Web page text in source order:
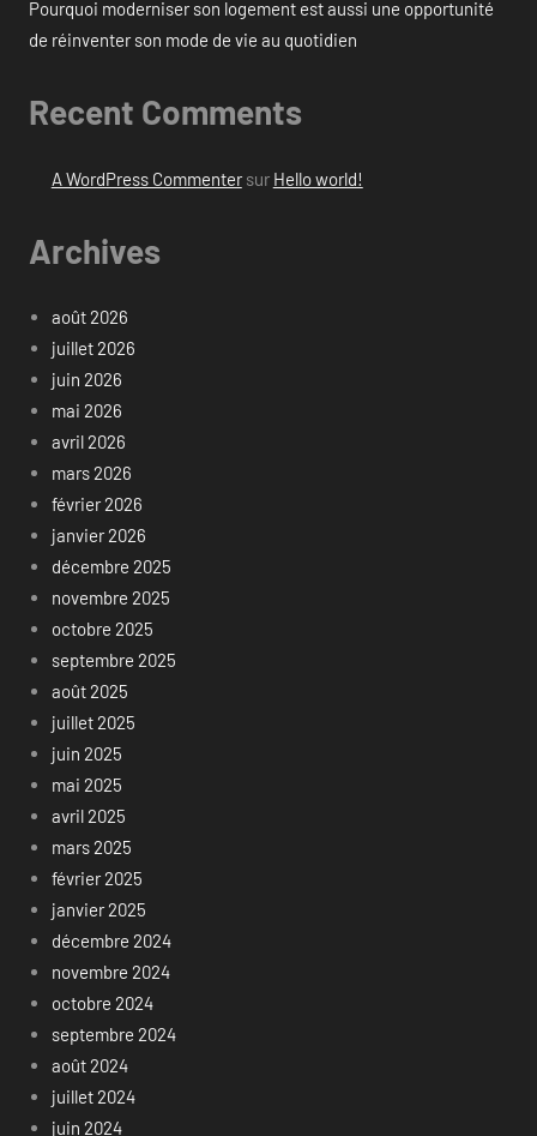
Pourquoi moderniser son logement est aussi une opportunité
de réinventer son mode de vie au quotidien
Recent Comments
A WordPress Commentersur Hello world!
Archives
août 2026
juillet 2026
juin 2026
mai 2026
avril 2026
mars 2026
février 2026
janvier 2026
décembre 2025
novembre 2025
octobre 2025
septembre 2025
août 2025
juillet 2025
juin 2025
mai 2025
avril 2025
mars 2025
février 2025
janvier 2025
décembre 2024
novembre 2024
octobre 2024
septembre 2024
août 2024
juillet 2024
juin 2024